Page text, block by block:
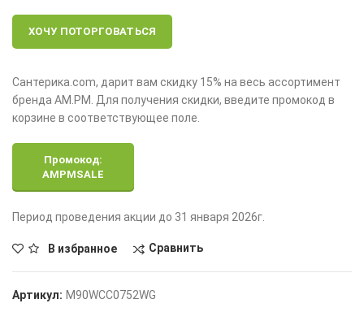
ХОЧУ ПОТОРГОВАТЬСЯ
Сантерика.com, дарит вам скидку 15% на весь ассортимент
бренда AM.PM. Для получения скидки, введите промокод в
корзине в соответствующее поле.
Промокод:
AMPMSALE
Период проведения акции до 31 января 2026г.
В избранное Сравнить
Артикул: M90WCC0752WG